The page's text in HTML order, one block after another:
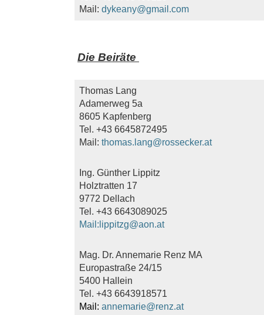
Mail: dykeany@gmail.com
Die Beiräte
Thomas Lang
Adamerweg 5a
8605 Kapfenberg
Tel. +43 6645872495
Mail: thomas.lang@rossecker.at
Ing. Günther Lippitz
Holztratten 17
9772 Dellach
Tel. +43 6643089025
Mail:lippitzg@aon.at
Mag. Dr. Annemarie Renz MA
Europastraße 24/15
5400 Hallein
Tel. +43 6643918571
Mail: annemarie@renz.at